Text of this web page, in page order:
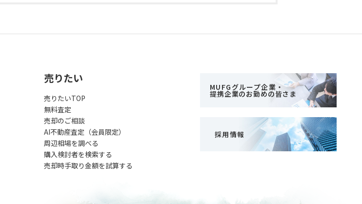
売りたい
売りたいTOP
無料査定
売却のご相談
AI不動産査定（会員限定）
周辺相場を調べる
購入検討者を検索する
売却時手取り金額を試算する
MUFGグループ企業・
提携企業のお勤めの皆さま
採用情報